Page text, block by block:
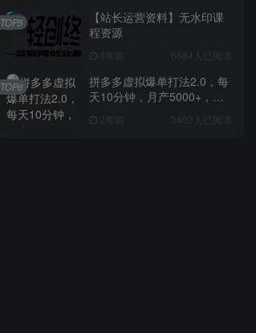
【站长运营资料】无水印课
程资源
3年前 6684人已阅读
TOP5
拼多多虚拟爆单打法2.0，每
天10分钟，月产5000+，从0
2年前 3403人已阅读
TOP6